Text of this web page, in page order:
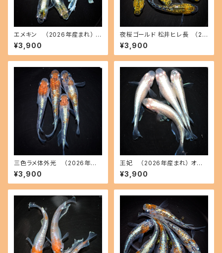
エメキン （2026年産まれ） オ
ス3 メス3(現物出品) ikahoff
C-0707-51200-a
¥3,900
夜桜ゴールド 松井ヒレ長 （20
26年産まれ） オス3 メス3(現物
出品) ikahoff C-0728-5146
2-a
¥3,900
三色ラメ体外光 （2026年産
まれ） オス2 メス2(現物出品) ik
ahoff D-0630-51108-a
¥3,900
王妃 （2026年産まれ） オス2
メス2(現物出品) ikahoff C-0
721-51382-a
¥3,900